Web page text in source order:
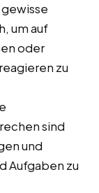
um auf
oder
zu
sind
und
Aufgaben zu